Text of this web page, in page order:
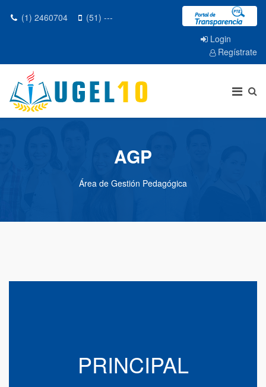
(1) 2460704
(51) ---
Login
Regístrate
AGP
Área de Gestión Pedagógica
PRINCIPAL